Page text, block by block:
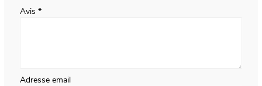
Avis
Adresse email